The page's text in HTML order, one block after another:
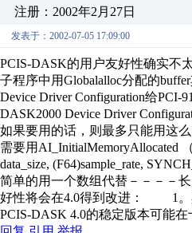
注册：2002年2月27日
发表于：2002-07-05 17:09:00
PCIS-DASK的用户友好性确实不
子程序中用Globalalloc分配的
Device Driver Configuration给
DASK2000 Device Driver
如果要用的话，则最多只能用这
需要用AI_InitialMemoryAllocated
data_size, (F64)sample_rate,
简单的用一个数组代替－－－－
好性将会在4.0得到改进： 1
PCIS-DASK 4.0的稳定版本可能